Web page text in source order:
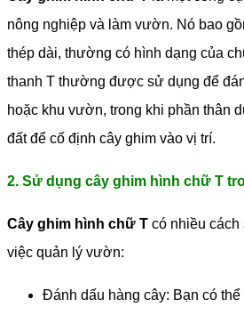
nông nghiệp và làm vườn. Nó bao
thép dài, thường có hình dạng của
thanh T thường được sử dụng để
hoặc khu vườn, trong khi phần thân
đất để cố định cây ghim vào vị trí.
2. Sử dụng cây ghim hình chữ T
Cây ghim hình chữ T có nhiều
việc quản lý vườn:
Đánh dấu hàng cây: Bạn có